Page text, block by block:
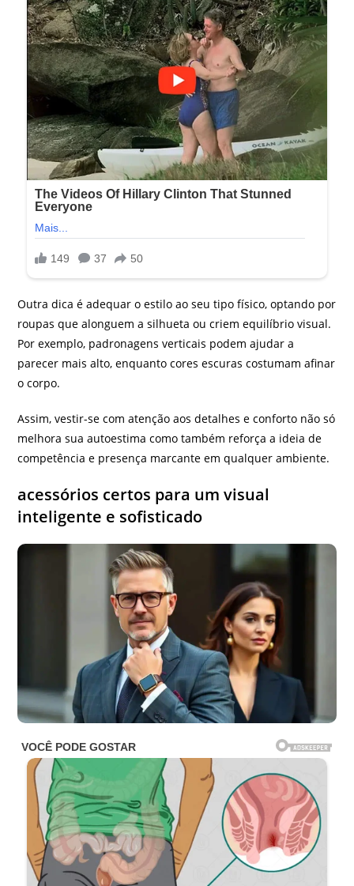
Outra dica é adequar o estilo ao seu tipo físico, optando por
roupas que alonguem a silhueta ou criem equilíbrio visual.
Por exemplo, padronagens verticais podem ajudar a
parecer mais alto, enquanto cores escuras costumam afinar
o corpo.
Assim, vestir-se com atenção aos detalhes e conforto não só
melhora sua autoestima como também reforça a ideia de
competência e presença marcante em qualquer ambiente.
acessórios certos para um visual
inteligente e sofisticado